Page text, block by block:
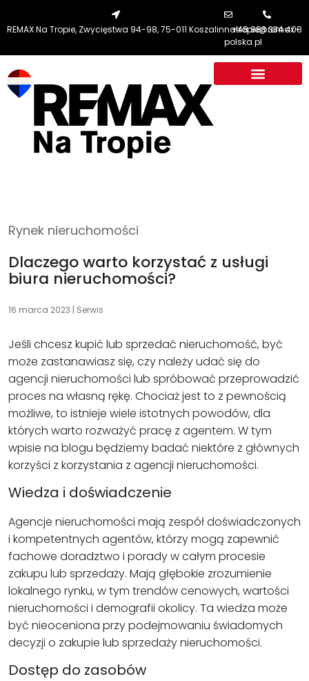
REMAX Na Tropie, Zwycięstwa 94-98, 75-011 Koszalinnatropie@remax-
polska.pl
+48 883 334 408
75-011 75-008, Koszalin
+48 883 334 408
natropie@remax-polska.pl
Rynek nieruchomości
Dlaczego warto korzystać z usługi
biura nieruchomości?
16 marca 2023 | Serwis
Jeśli chcesz kupić lub sprzedać nieruchomość, być
może zastanawiasz się, czy należy udać się do
agencji nieruchomości lub spróbować przeprowadzić
proces na własną rękę. Chociaż jest to z pewnością
możliwe, to istnieje wiele istotnych powodów, dla
których warto rozważyć pracę z agentem. W tym
wpisie na blogu będziemy badać niektóre z głównych
korzyści z korzystania z agencji nieruchomości.
Wiedza i doświadczenie
Agencje nieruchomości mają zespół doświadczonych
i kompetentnych agentów, którzy mogą zapewnić
fachowe doradztwo i porady w całym procesie
zakupu lub sprzedaży. Mają głębokie zrozumienie
lokalnego rynku, w tym trendów cenowych, wartości
nieruchomości i demografii okolicy. Ta wiedza może
być nieoceniona przy podejmowaniu świadomych
decyzji o zakupie lub sprzedaży nieruchomości.
Dostęp do zasobów